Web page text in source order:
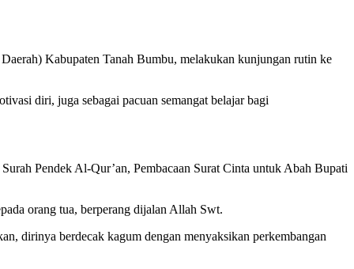
Kabupaten Tanah Bumbu, melakukan kunjungan rutin ke
diri, juga sebagai pacuan semangat belajar bagi
Pendek Al-Qur’an, Pembacaan Surat Cinta untuk Abah Bupati
orang tua, berperang dijalan Allah Swt.
dirinya berdecak kagum dengan menyaksikan perkembangan